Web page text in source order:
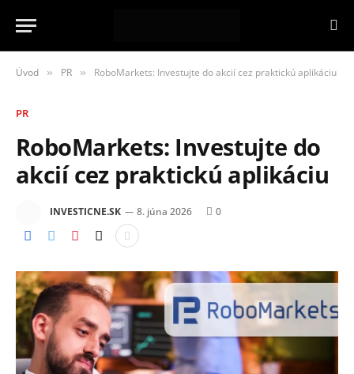
Úvod » PR » RoboMarkets: Investujte do akcií cez praktickú aplikáciu
PR
RoboMarkets: Investujte do
akcií cez praktickú aplikáciu
INVESTICNE.SK 8. júna 2026 0